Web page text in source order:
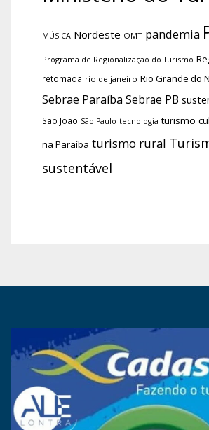
MÚSICA Nordeste OMT pandemia
Programa de Regionalização do Turismo
retomada rio de janeiro Rio Grande do
Sebrae Paraíba Sebrae PB
São João São Paulo tecnologia turismo
na Paraíba turismo rural
sustentável